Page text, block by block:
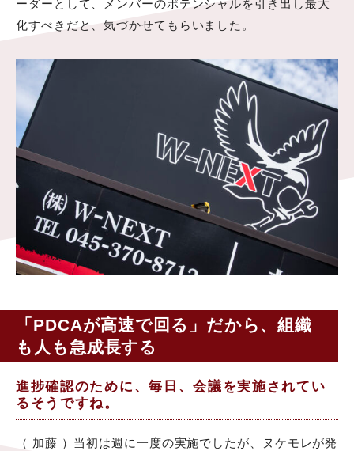
ーダーとして、メンバーのポテンシャルを引き出し最大
化すべきだと、気づかせてもらいました。
「PDCAが高速で回る」だから、組織
も人も急成長する
進捗確認のために、毎日、会議を実施されてい
るそうですね。
（ 加藤 ）当初は週に一度の実施でしたが、ヌケモレが発